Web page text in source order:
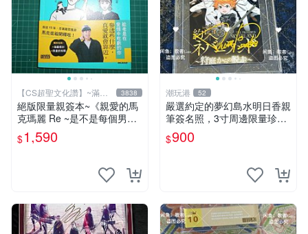
【CS超聖文化讚】~滿千
元送運
3838
絕版限量親簽本~《親愛的馬
克瑪麗 Re ~是不是每個男人
都這樣？（附贈快速通關信
封）》附書腰 歐馬克 吳瑪麗
$1,590
潮玩港 52
嚴選約定的夢幻島水明日香親
筆簽名照，3寸周邊限量珍藏
紙質佳 附卡磚 約定的夢幻島
筆記本 名人照
$900